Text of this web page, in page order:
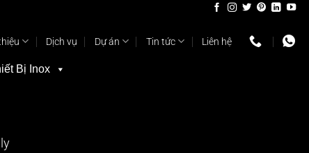
Dịch vụ Dự án Tin tức Liên hệ
Bị Inox